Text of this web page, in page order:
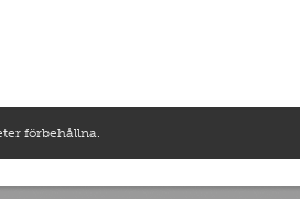
förbehållna.